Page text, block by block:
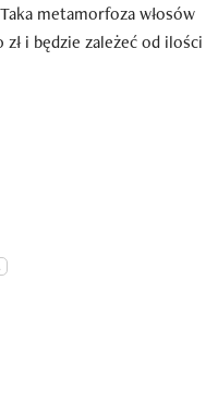
metamorfoza włosów
i będzie zależeć od ilości